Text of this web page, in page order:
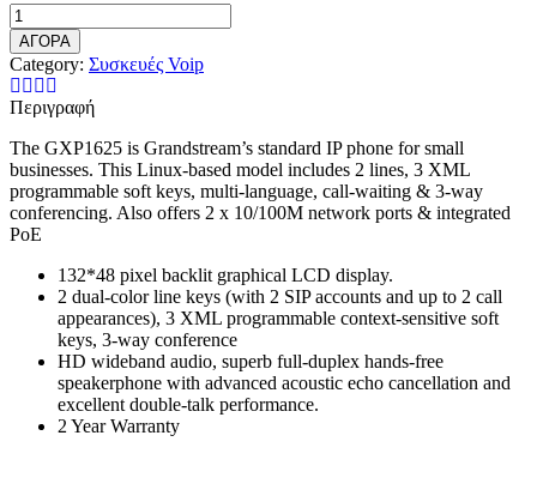
Grandstream
GXP1625
IP
Phone
(
2
sip
)
ποσότητα
ΑΓΟΡΑ
Category: Συσκευές Voip
Περιγραφή
The GXP1625 is Grandstream’s standard IP phone for small
businesses. This Linux-based model includes 2 lines, 3 XML
programmable soft keys, multi-language, call-waiting & 3-way
conferencing. Also offers 2 x 10/100M network ports & integrated
PoE
132*48 pixel backlit graphical LCD display.
2 dual-color line keys (with 2 SIP accounts and up to 2 call
appearances), 3 XML programmable context-sensitive soft
keys, 3-way conference
HD wideband audio, superb full-duplex hands-free
speakerphone with advanced acoustic echo cancellation and
excellent double-talk performance.
2 Year Warranty